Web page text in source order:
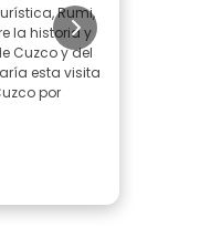
Rumi,
la historia y
Cuzco y del
esta visita
por